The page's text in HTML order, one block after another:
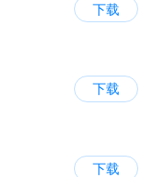
下载
下载
下载